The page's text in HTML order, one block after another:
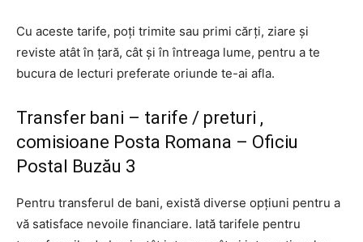
Cu aceste tarife, poți trimite sau primi cărți, ziare și
reviste atât în țară, cât și în întreaga lume, pentru a te
bucura de lecturi preferate oriunde te-ai afla.
Transfer bani – tarife / preturi ,
comisioane Posta Romana – Oficiu
Postal Buzău 3
Pentru transferul de bani, există diverse opțiuni pentru a
vă satisface nevoile financiare. Iată tarifele pentru